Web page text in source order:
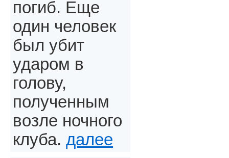
погиб. Еще
один человек
был убит
ударом в
голову,
полученным
возле ночного
клуба. далее